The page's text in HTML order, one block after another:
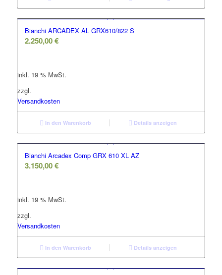
Bianchi ARCADEX AL GRX610/822 S
2.250,00€
inkl. 19 % MwSt.
zzgl.
Versandkosten
In den Warenkorb Details anzeigen
Bianchi Arcadex Comp GRX 610 XL AZ
3.150,00€
inkl. 19 % MwSt.
zzgl.
Versandkosten
In den Warenkorb Details anzeigen